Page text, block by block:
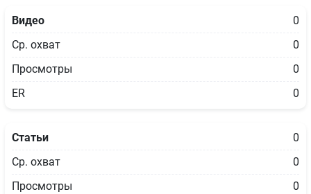
Видео
0
Ср. охват
0
Просмотры
0
ER
0
Статьи
0
Ср. охват
0
Просмотры
0